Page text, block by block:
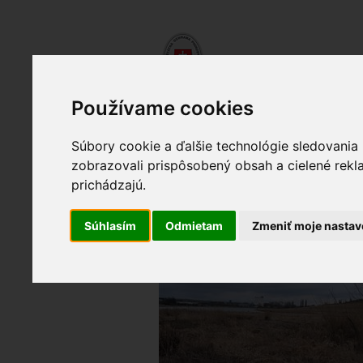
Používame cookies
Súbory cookie a ďalšie technológie
zobrazovali prispôsobený obsah a cielené
prichádzajú.
Súhlasím Odmietam Zmeniť moje
Výsledky monitoringu
Úvod